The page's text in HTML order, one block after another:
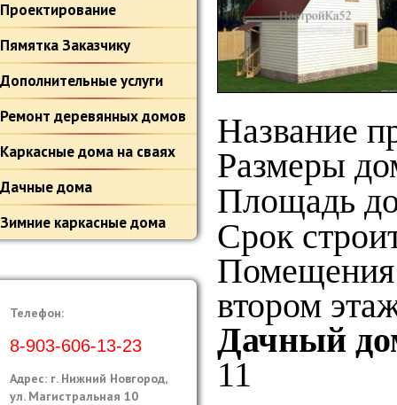
Название
Размеры
Площадь
Срок
Помещения:
втором
Дачный
11
Проектирование
Пямятка Заказчику
Дополнительные услуги
Ремонт деревянных домов
Каркасные дома на сваях
Дачные дома
Зимние каркасные дома
Телефон:
8-903-606-13-23
Адрес: г. Нижний Новгород,
ул. Магистральная 10